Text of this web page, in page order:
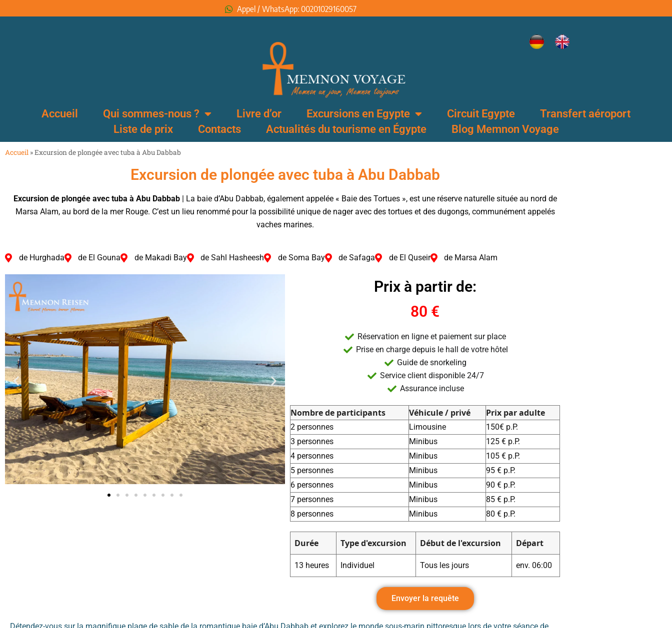
Appel / WhatsApp: 00201029160057
Accueil Qui sommes-nous ? Livre d’or Excursions en Egypte Circuit Egypte
Transfert aéroport
Liste de prix
Contacts Actualités du tourisme en Égypte Blog Memnon Voyage
Accueil »Excursion de plongée avec tuba à Abu Dabbab
Excursion de plongée avec tuba à Abu Dabbab
Excursion de plongée avec tuba à Abu Dabbab| La baie d’Abu Dabbab, également appelée « Baie des Tortues », est une réserve naturelle située au nord de
Marsa Alam, au bord de la mer Rouge. C’est un lieu renommé pour la possibilité unique de nager avec des tortues et des dugongs, communément appelés
vaches marines.
de Hurghada de El Gouna de Makadi Bay de Sahl Hasheesh de Soma Bay de Safaga de El Quseir de Marsa Alam
Prix à partir de:
80 €
Réservation en ligne et paiement sur place
Prise en charge depuis le hall de votre hôtel
Guide de snorkeling
Service client disponible 24/7
Assurance incluse
Nombre de participants Véhicule / privé Prix par adulte
2 personnes Limousine
150€ p.P.
3 personnes
Minibus
125 € p.P.
4 personnes
Minibus
105 € p.P.
5 personnes
Minibus
95 € p.P.
6 personnes
Minibus
90 € p.P.
7 personnes
Minibus
85 € p.P.
8 personnes
Minibus 80 € p.P.
Durée Type d'excursion Début de l'excursion Départ
13 heures Individuel Tous les jours env. 06:00
Envoyer la requête